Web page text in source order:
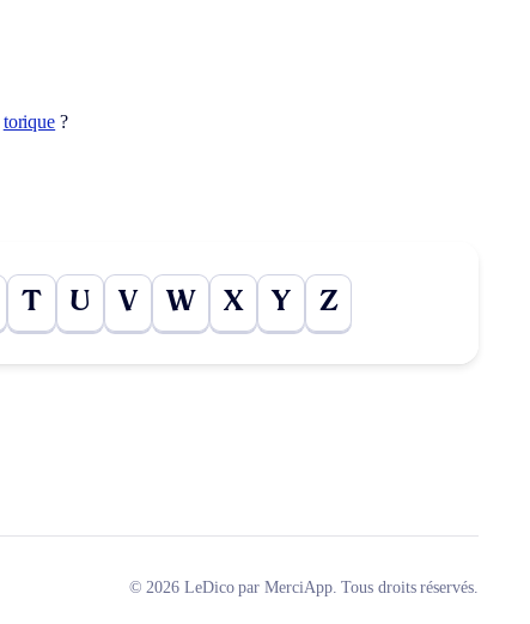
torique ?
T U V W X Y Z
© 2026 LeDico par MerciApp. Tous droits réservés.